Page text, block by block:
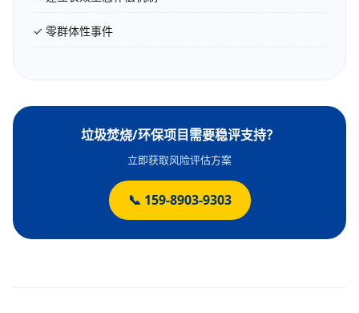
✓ 零群体性事件
垃圾焚烧/环保项目需要稳评支持？
立即获取风险评估方案
📞 159-8903-9303